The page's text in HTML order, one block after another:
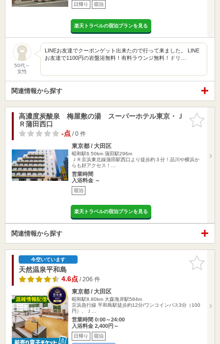
日帰り 宿泊
楽天トラベルの宿泊プランを見る
50代～
女性
LINEお友達でクーポンゲット出来たので行って来ました。 LINE
お友達で1100円の岩盤浴無料！有料ラウンジ無料！ドリ…
関連情報から探す
お気に入
りに追加
高濃度炭酸泉 梅屋敷の湯 スーパーホテル東京・Ｊ
Ｒ蒲田西口
-点/ 0 件
東京都 / 大田区
昭和駅6.50km 蒲田駅296m
ＪＲ京浜東北線蒲田駅西口より徒歩約３分！品川や横浜か
らも好アクセス！…
営業時間
入浴料金 ～
宿泊
楽天トラベルの宿泊プランを見る
関連情報から探す
お気に入
りに追加
今空いています
天然温泉平和島
4.6点/ 206 件
東京都 / 大田区
昭和駅8.80km 大森海岸駅584m
京浜急行線 平和島駅徒歩約12分/ワンコインバス3分（100
円）、Ｊ…
営業時間 0:00～24:00
入浴料金 2,400円～
日帰り 宿泊